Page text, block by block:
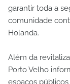
garantir toda a
comunidade
Holanda.
Além da
Porto Velho
espaços